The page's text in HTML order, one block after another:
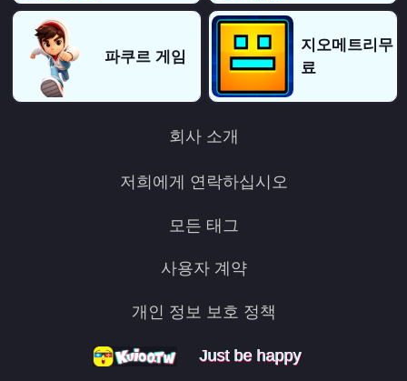
파쿠르 게임
지오메트리무
료
회사 소개
저희에게 연락하십시오
모든 태그
사용자 계약
개인 정보 보호 정책
Just be happy
Just be happy
Just be happy